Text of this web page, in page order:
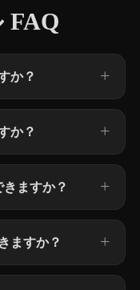
FAQ
か？
か？
ますか？
ますか？